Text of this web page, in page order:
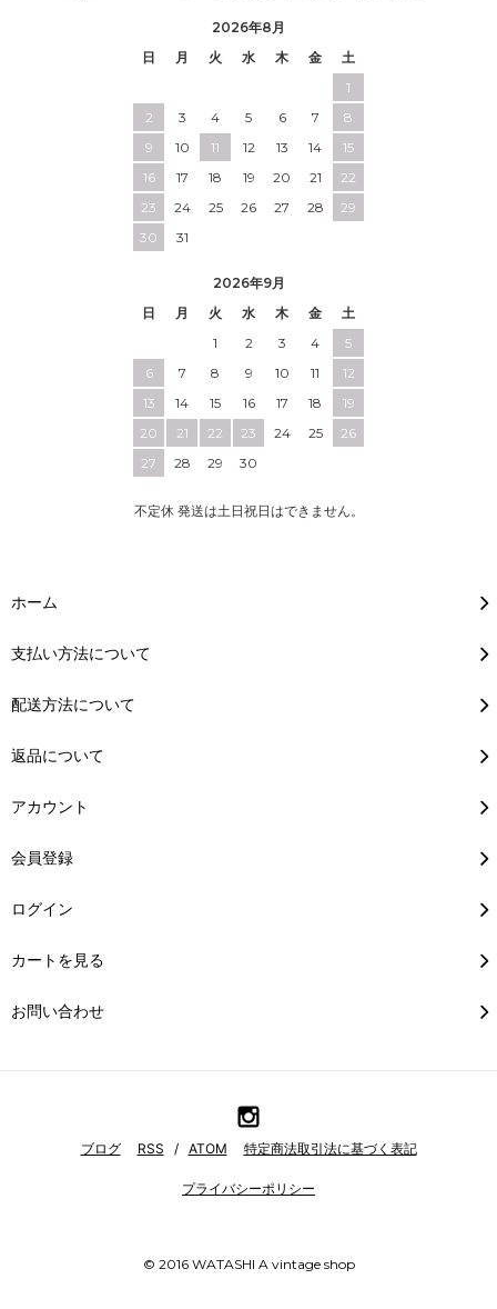
2026年8月
日
月 火 水 木 金
土
1
2
3 4 5 6 7
8
9
10 11 12 13 14
15
16
17 18 19 20 21
22
23
24 25 26 27 28
29
30
31
2026年9月
日
月 火 水 木 金
土
1
2 3 4
5
6
7 8 9 10 11
12
13
14 15 16 17 18
19
20
21 22 23 24 25
26
27
28 29 30
不定休 発送は土日祝日はできません。
ホーム
支払い方法について
配送方法について
返品について
アカウント
会員登録
ログイン
カートを見る
お問い合わせ
ブログ RSS / ATOM 特定商法取引法に基づく表記
プライバシーポリシー
© 2016 WATASHI A vintage shop